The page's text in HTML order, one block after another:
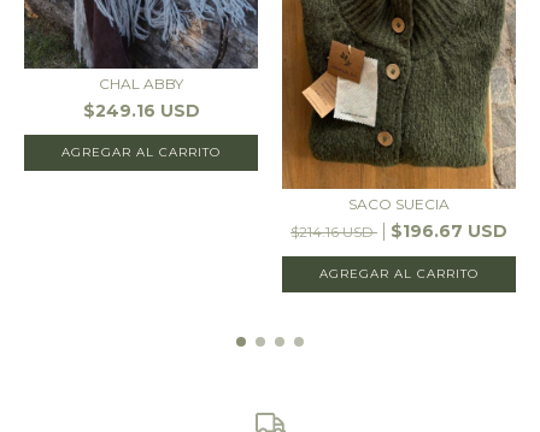
CHAL ABBY
$249.16 USD
AGREGAR AL CARRITO
SACO SUECIA
$214.16 USD
$196.67 USD
AGREGAR AL CARRITO